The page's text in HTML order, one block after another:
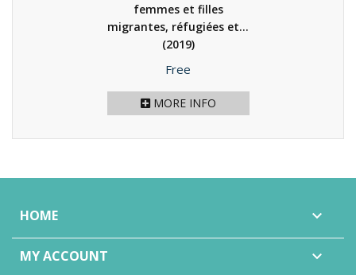
femmes et filles
migrantes, réfugiées et...
(2019)
Price
Free
MORE INFO
HOME 
MY ACCOUNT 